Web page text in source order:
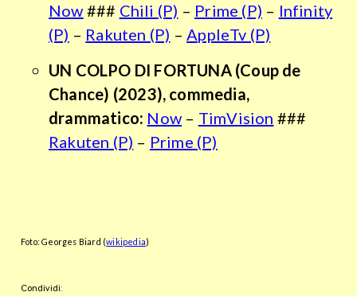
Now ### Chili (P) – Prime (P) – Infinity
(P) – Rakuten (P) –AppleTv (P)
UN COLPO DI FORTUNA (Coup de
Chance) (2023), commedia,
drammatico: Now – TimVision ###
Rakuten (P) – Prime (P)
Foto: Georges Biard (wikipedia)
Condividi: